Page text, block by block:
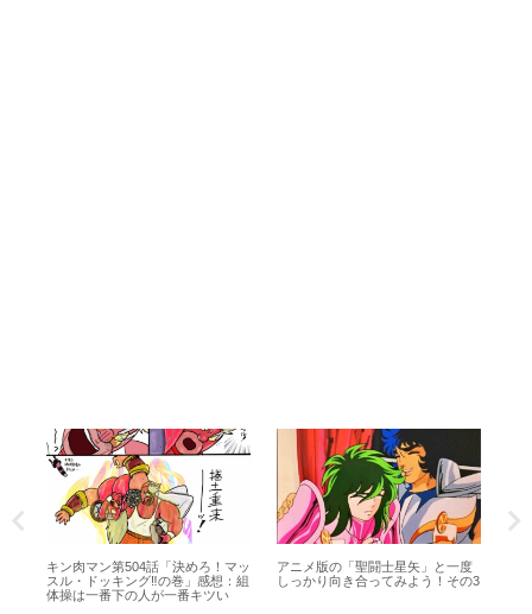
キン肉マン第504話「決めろ！マッ
スル・ドッキング‼の巻」感想：組
体操は一番下の人が一番キツい
アニメ版の「聖闘士星矢」と一度
しっかり向き合ってみよう！その3